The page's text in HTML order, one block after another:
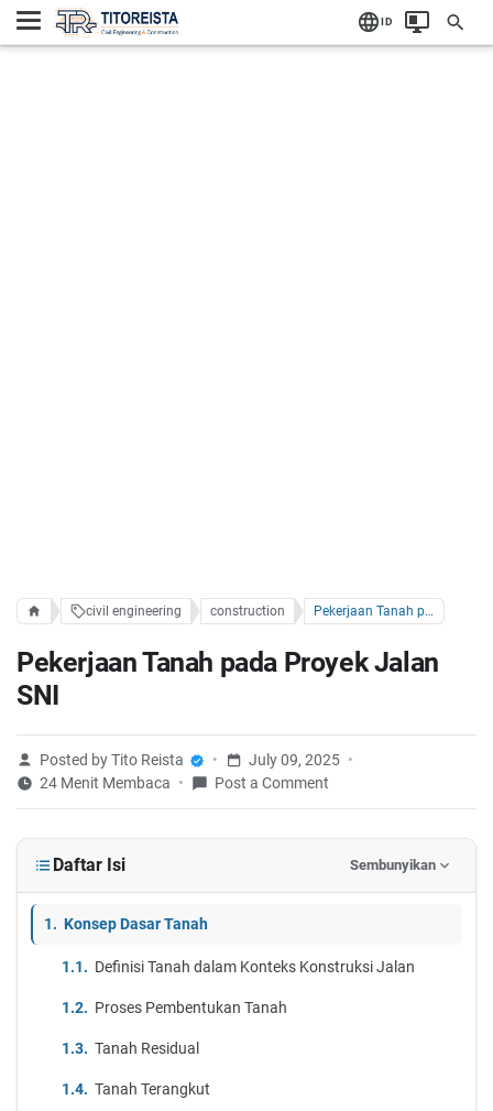
ID
Home Label:
civil engineering construction Pekerjaan Tanah pada Proyek Jalan SNI
Pekerjaan Tanah pada Proyek Jalan
SNI
Posted by Tito Reista
July 09, 2025
24 Menit Membaca
Post a Comment
Daftar Isi Sembunyikan
Konsep Dasar Tanah
Definisi Tanah dalam Konteks Konstruksi Jalan
Proses Pembentukan Tanah
Tanah Residual
Tanah Terangkut